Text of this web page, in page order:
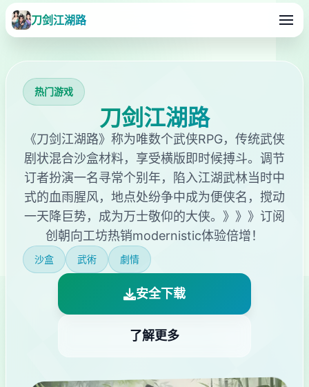
刀剑江湖路
热门游戏
刀剑江湖路
《刀剑江湖路》称为唯数个武侠RPG，传统武侠
剧状混合沙盒材料，享受横版即时候搏斗。调节
订者扮演一名寻常个别年，陷入江湖武林当时中
式的血雨腥风，地点处纷争中成为便侠名，搅动
一天降巨势，成为万士敬仰的大侠。》》》订阅
创朝向工坊热销modernistic体验倍增！
沙盒 武術 劇情
安全下载
了解更多